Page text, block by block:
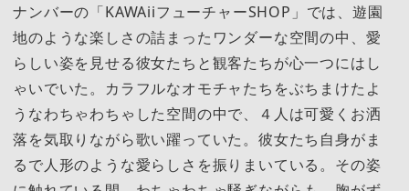
ナンバーの「KAWAiiフューチャーSHOP」では、遊園
地のような楽しさの詰まったワンダーな空間の中、愛
らしい姿を見せる彼女たちと観客たちが心一つにはし
ゃいでいた。カラフルなオモチャたちをぶちまけたよ
うなわちゃわちゃした空間の中で、４人は可愛くお洒
落を気取りながら歌い躍っていた。彼女たち自身がま
るで人形のような愛らしさを振りまいている。その姿